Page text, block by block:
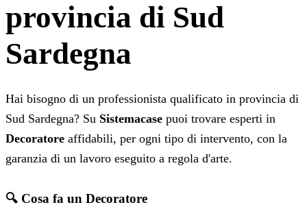
provincia di Sud
Sardegna
Hai bisogno di un professionista qualificato in provincia di
Sud Sardegna? Su Sistemacase puoi trovare esperti in
Decoratore affidabili, per ogni tipo di intervento, con la
garanzia di un lavoro eseguito a regola d'arte.
🔍 Cosa fa un Decoratore